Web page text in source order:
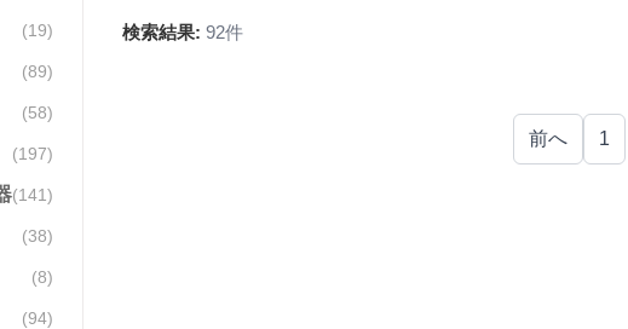
(19)
(89)
(58)
(197)
(141)
(38)
(8)
(94)
検索結果: 92件
前へ 1